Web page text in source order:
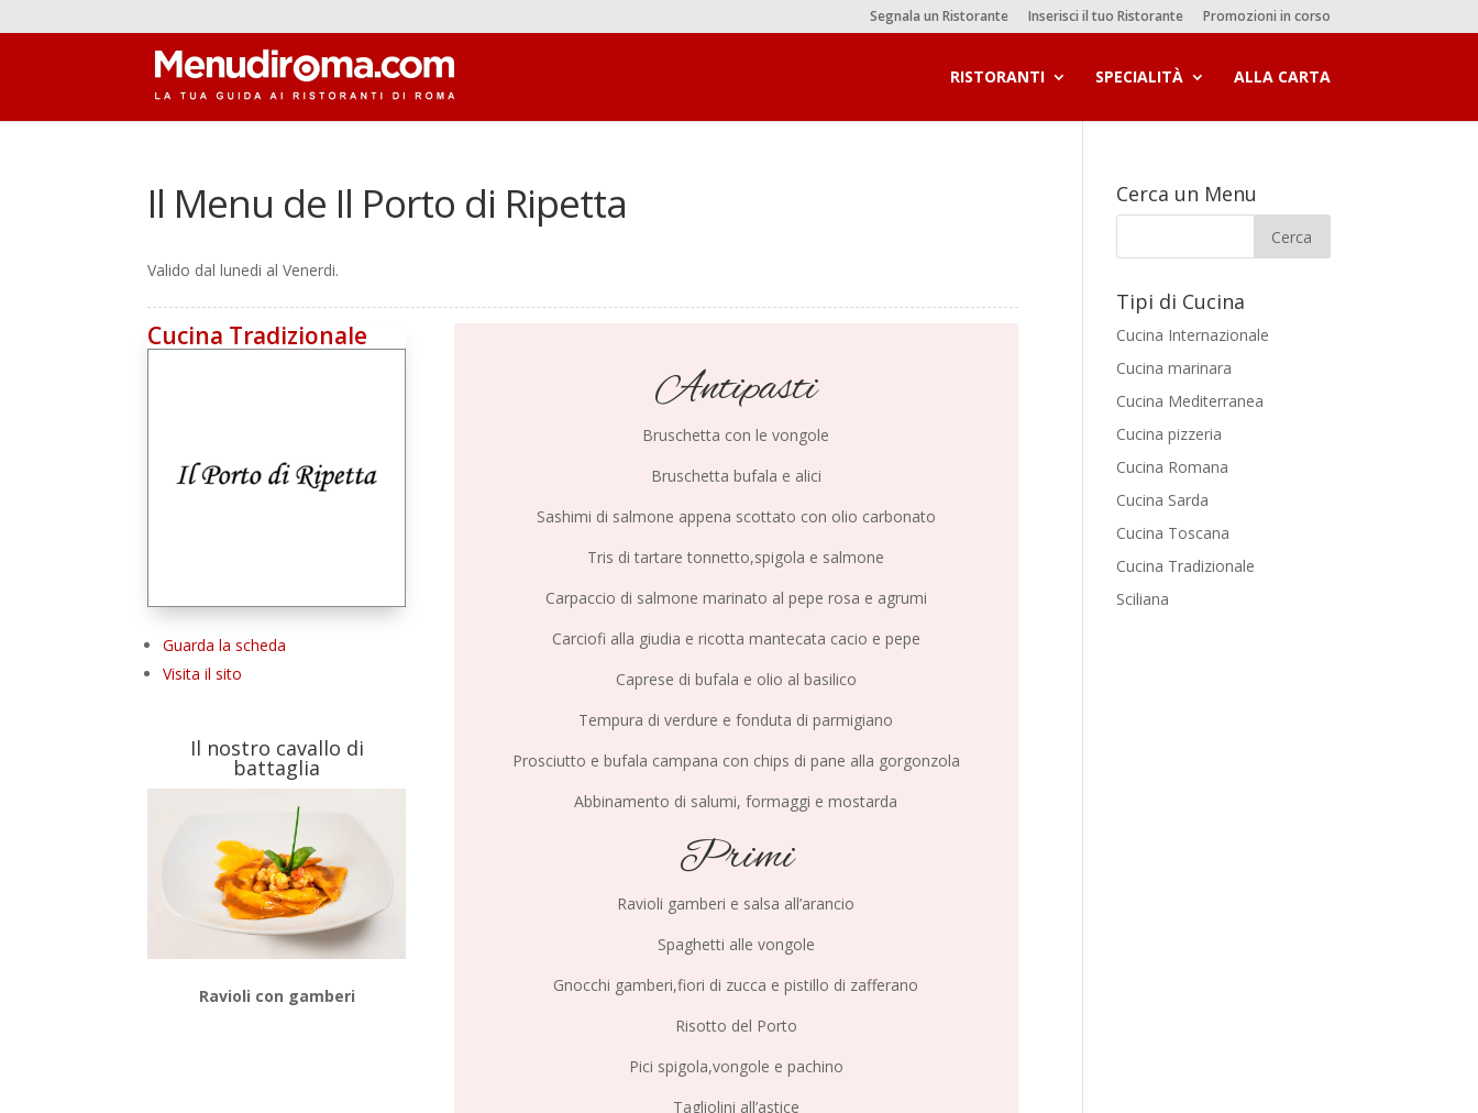
Segnala un Ristorante Inserisci il tuo Ristorante Promozioni in corso
RISTORANTI SPECIALITÀ ALLA CARTA
Il Menu de Il Porto di Ripetta
Valido dal lunedi al Venerdi.
Cucina Tradizionale
Guarda la scheda
Visita il sito
Il nostro cavallo di
battaglia
Ravioli con gamberi
Antipasti
Bruschetta con le vongole
Bruschetta bufala e alici
Sashimi di salmone appena scottato con olio carbonato
Tris di tartare tonnetto,spigola e salmone
Carpaccio di salmone marinato al pepe rosa e agrumi
Carciofi alla giudia e ricotta mantecata cacio e pepe
Caprese di bufala e olio al basilico
Tempura di verdure e fonduta di parmigiano
Prosciutto e bufala campana con chips di pane alla gorgonzola
Abbinamento di salumi, formaggi e mostarda
Primi
Ravioli gamberi e salsa all’arancio
Spaghetti alle vongole
Gnocchi gamberi,fiori di zucca e pistillo di zafferano
Risotto del Porto
Pici spigola,vongole e pachino
Tagliolini all’astice
Cerca un Menu
Tipi di Cucina
Cucina Internazionale
Cucina marinara
Cucina Mediterranea
Cucina pizzeria
Cucina Romana
Cucina Sarda
Cucina Toscana
Cucina Tradizionale
Sciliana